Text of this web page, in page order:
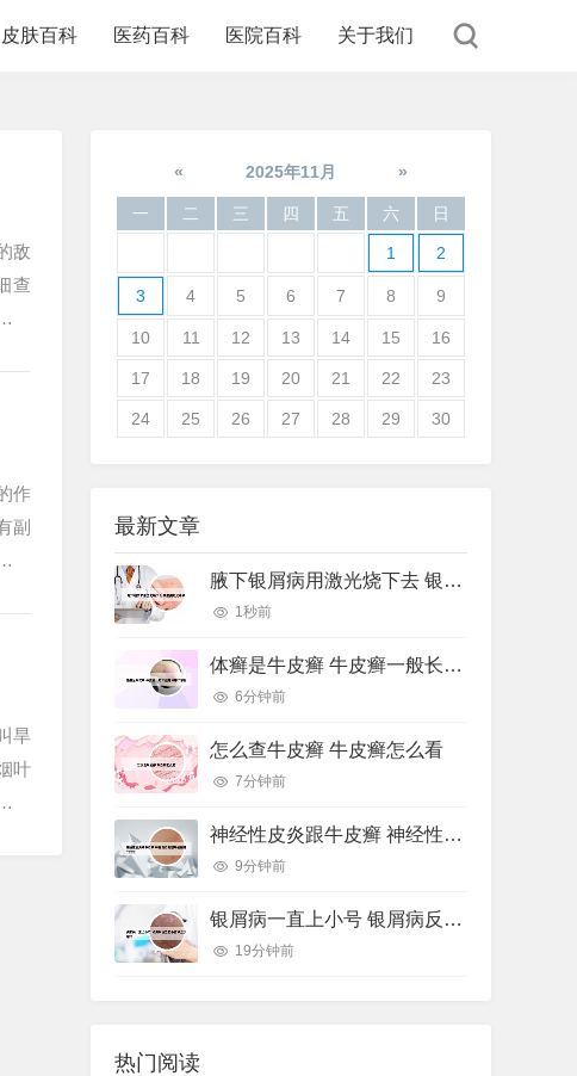
皮肤百科 医药百科 医院百科 关于我们
敌
查
作
副
旱
叶
« 2025年11月 »
一 二 三 四 五 六 日
1 2
3 4 5 6 7 8 9
10 11 12 13 14 15 16
17 18 19 20 21 22 23
24 25 26 27 28 29 30
最新文章
腋下银屑病用激光烧下去 银屑病激光手术
1秒前
体癣是牛皮癣 牛皮癣一般长在身体哪个部位
6分钟前
怎么查牛皮癣 牛皮癣怎么看
7分钟前
神经性皮炎跟牛皮癣 神经性皮炎跟牛皮癣哪个好治
9分钟前
银屑病一直上小号 银屑病反复出小疹子怎么办好
19分钟前
热门阅读